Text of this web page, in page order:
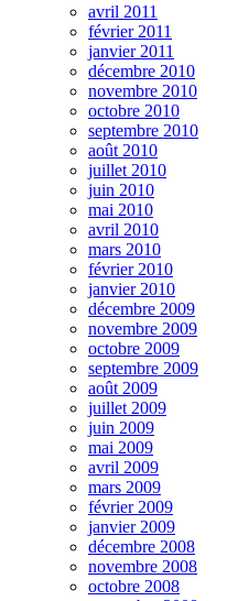
avril 2011
février 2011
janvier 2011
décembre 2010
novembre 2010
octobre 2010
septembre 2010
août 2010
juillet 2010
juin 2010
mai 2010
avril 2010
mars 2010
février 2010
janvier 2010
décembre 2009
novembre 2009
octobre 2009
septembre 2009
août 2009
juillet 2009
juin 2009
mai 2009
avril 2009
mars 2009
février 2009
janvier 2009
décembre 2008
novembre 2008
octobre 2008